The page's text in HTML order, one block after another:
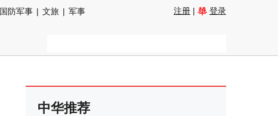
国防军事 | 文旅 | 军事
注册 | 登录
中华推荐